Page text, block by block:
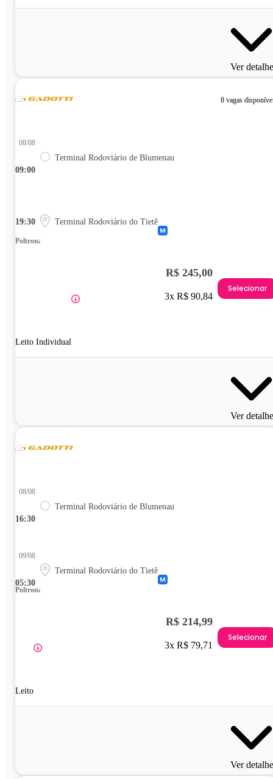
Ver
8 vagas
09:00
08/08
Terminal Rodoviário de Blumenau
19:30 Terminal Rodoviário do Tietê
Poltrona
Leito Individual
R$ 245,00
3x R$ 90,84
Selecionar
Ver
16:30
08/08
Terminal Rodoviário de Blumenau
05:30
09/08
Terminal Rodoviário do Tietê
Poltrona
Leito
R$ 214,99
3x R$ 79,71
Selecionar
Ver